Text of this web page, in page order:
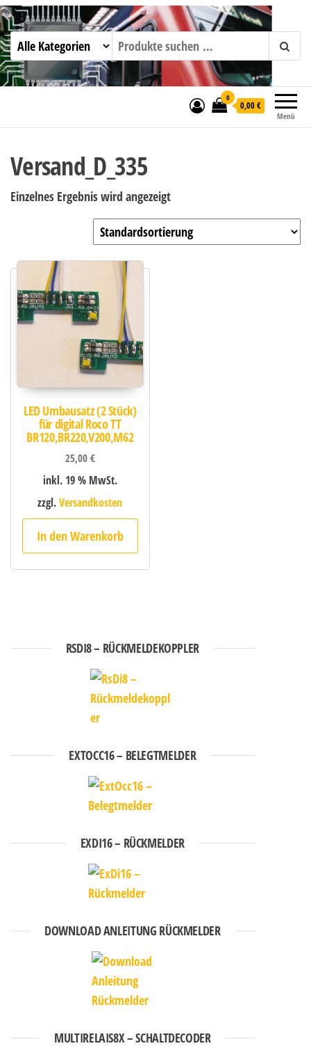
mktw-elektronik GmbH & Co KG
Menü
0
0,00 €
Versand_D_335
Einzelnes Ergebnis wird angezeigt
LED Umbausatz (2 Stück)
für digital Roco TT
BR120,BR220,V200,M62
25,00€
inkl. 19 % MwSt.
zzgl.Versandkosten
In den Warenkorb
RSDI8 – RÜCKMELDEKOPPLER
EXTOCC16 – BELEGTMELDER
EXDI16 – RÜCKMELDER
DOWNLOAD ANLEITUNG RÜCKMELDER
MULTIRELAIS8X – SCHALTDECODER